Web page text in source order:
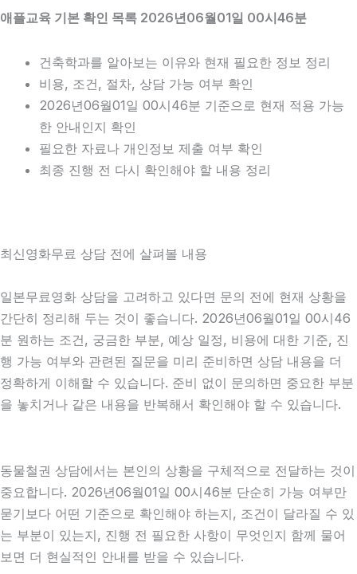
애플교육 기본 확인 목록 2026년06월01일 00시46분
건축학과를 알아보는 이유와 현재 필요한 정보 정리
비용, 조건, 절차, 상담 가능 여부 확인
2026년06월01일 00시46분 기준으로 현재 적용 가능
한 안내인지 확인
필요한 자료나 개인정보 제출 여부 확인
최종 진행 전 다시 확인해야 할 내용 정리
최신영화무료 상담 전에 살펴볼 내용
일본무료영화 상담을 고려하고 있다면 문의 전에 현재 상황을
간단히 정리해 두는 것이 좋습니다. 2026년06월01일 00시46
분 원하는 조건, 궁금한 부분, 예상 일정, 비용에 대한 기준, 진
행 가능 여부와 관련된 질문을 미리 준비하면 상담 내용을 더
정확하게 이해할 수 있습니다. 준비 없이 문의하면 중요한 부분
을 놓치거나 같은 내용을 반복해서 확인해야 할 수 있습니다.
동물철권 상담에서는 본인의 상황을 구체적으로 전달하는 것이
중요합니다. 2026년06월01일 00시46분 단순히 가능 여부만
묻기보다 어떤 기준으로 확인해야 하는지, 조건이 달라질 수 있
는 부분이 있는지, 진행 전 필요한 사항이 무엇인지 함께 물어
보면 더 현실적인 안내를 받을 수 있습니다.